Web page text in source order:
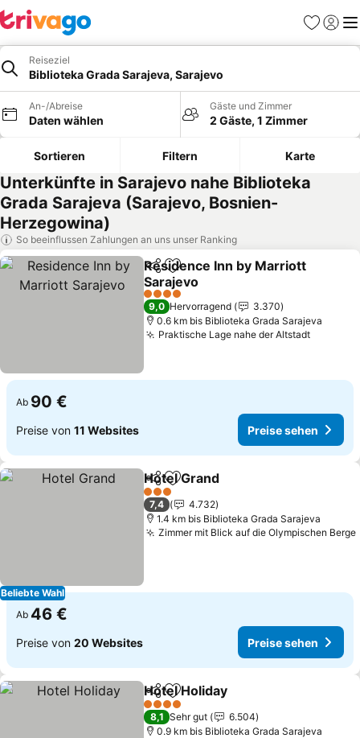
Favoriten
Reiseziel
Biblioteka Grada Sarajeva, Sarajevo
An-/Abreise
Daten wählen
Gäste und Zimmer
2 Gäste, 1 Zimmer
Sortieren Filtern Karte
Unterkünfte in Sarajevo nahe Biblioteka
Grada Sarajeva (Sarajevo, Bosnien-
Herzegowina)
So beeinflussen Zahlungen an uns unser Ranking
TeilenZu Favoriten hinzufügen
Residence Inn by Marriott
Sarajevo
Preise sehen
4 Sterne
9,0 Hervorragend
3.370
0.6 km bis Biblioteka Grada Sarajeva
Praktische Lage nahe der AltstadtPreise
Ab 90 €
Preise von 11 Websites Preise sehen
Beliebte Wahl
TeilenZu Favoriten hinzufügen
Hotel Grand
3 Sterne
7,4
4.732
1.4 km bis Biblioteka Grada Sarajeva
Zimmer mit Blick auf die Olympischen Berge
Ab 46 €
Preise von 20 Websites Preise sehen
TeilenZu Favoriten hinzufügen
Hotel Holiday
4 Sterne
8,1 Sehr gut
6.504
0.9 km bis Biblioteka Grada Sarajeva